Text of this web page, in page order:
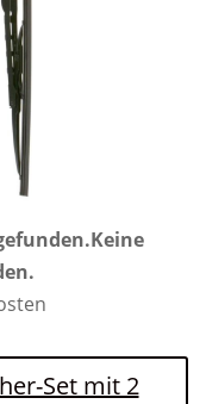
Keine
Set mit 2